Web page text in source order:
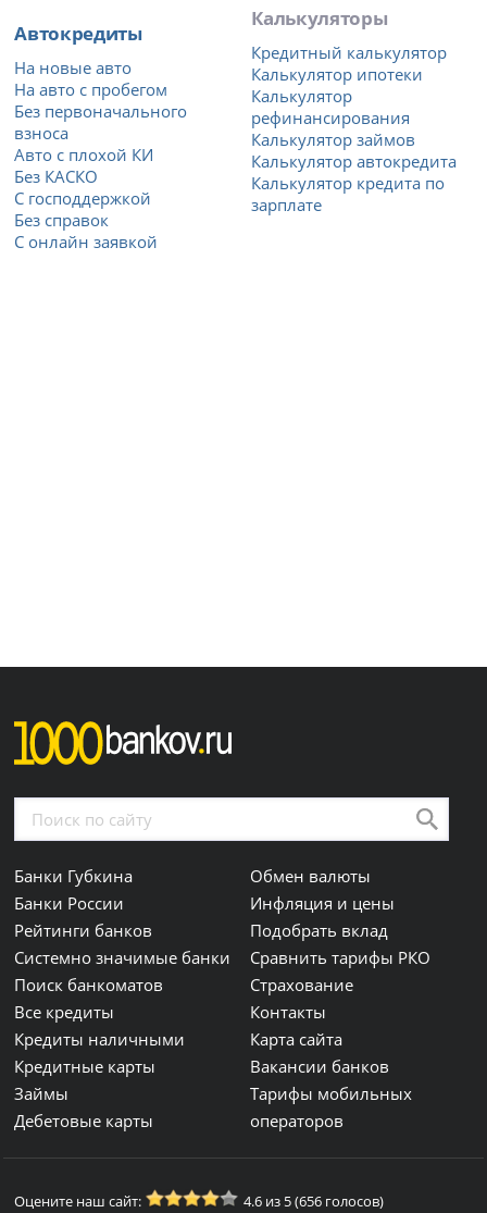
Автокредиты
На новые авто
На авто с пробегом
Без первоначального
взноса
Авто с плохой КИ
Без КАСКО
С господдержкой
Без справок
С онлайн заявкой
Калькуляторы
Кредитный калькулятор
Калькулятор ипотеки
Калькулятор
рефинансирования
Калькулятор займов
Калькулятор автокредита
Калькулятор кредита по
зарплате
Банки Губкина
Банки России
Рейтинги банков
Системно значимые банки
Поиск банкоматов
Все кредиты
Кредиты наличными
Кредитные карты
Займы
Дебетовые карты
Обмен валюты
Инфляция и цены
Подобрать вклад
Сравнить тарифы РКО
Страхование
Контакты
Карта сайта
Вакансии банков
Тарифы мобильных
операторов
Оцените наш сайт: 4.6 из 5 (656 голосов)